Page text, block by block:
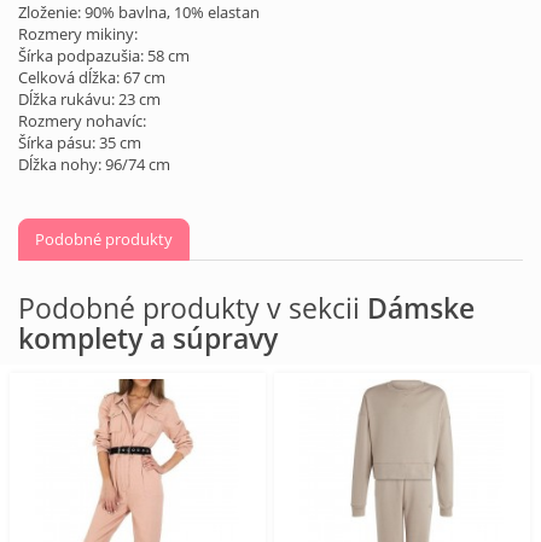
Zloženie: 90% bavlna, 10% elastan
Rozmery mikiny:
Šírka podpazušia: 58 cm
Celková dĺžka: 67 cm
Dĺžka rukávu: 23 cm
Rozmery nohavíc:
Šírka pásu: 35 cm
Dĺžka nohy: 96/74 cm
Podobné produkty
Podobné produkty v sekcii Dámske
komplety a súpravy